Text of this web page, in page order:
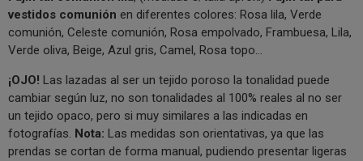
vestidos comunión en diferentes colores: Rosa lila, Verde
comunión, Celeste comunión, Rosa empolvado, Frambuesa, Lila,
Verde oliva, Beige, Azul gris, Camel, Rosa topo...
¡OJO! Las lazadas al ser un tejido poroso la tonalidad puede
cambiar según luz, no son tonalidades al 100% reales al no ser
un tejido opaco, pero si muy similares a las indicadas en
fotografías. Nota: Las medidas son orientativas, ya que las
prendas se cortan de forma manual, pudiendo presentar ligeras